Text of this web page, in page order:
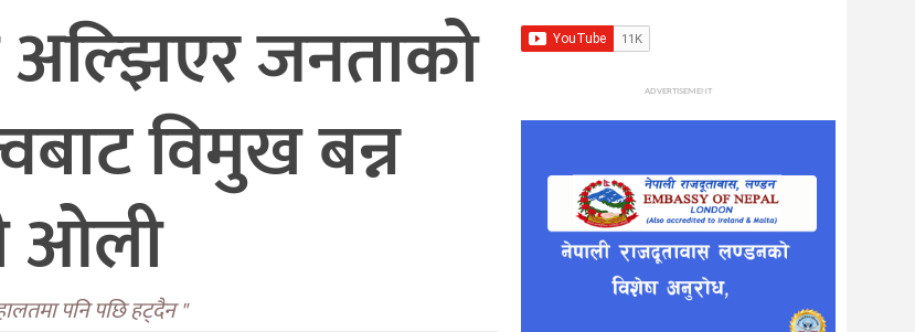
जनताको
विमुख बन्न
ओली
पनि पछि हट्दैन "
ADVERTISEMENT